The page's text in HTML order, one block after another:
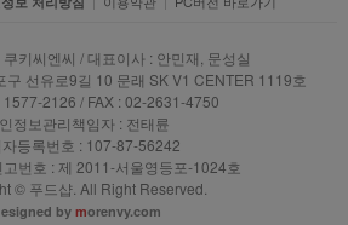
키씨엔씨 / 대표이사 : 안민재, 문성실
구 선유로9길 10 문래 SK V1 CENTER 1119호
1577-2126 / FAX : 02-2631-4750
정보관리책임자 : 전태륜
자등록번호 : 107-87-56242
번호 : 제 2011-서울영등포-1024호
© 푸드샵. All Right Reserved.
by morenvy.com